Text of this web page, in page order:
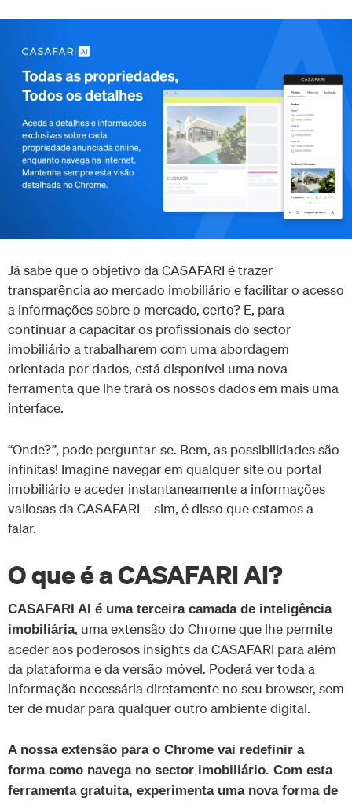
Já sabe que o objetivo da CASAFARI é trazer
transparência ao mercado imobiliário e facilitar o acesso
a informações sobre o mercado, certo? E, para
continuar a capacitar os profissionais do sector
imobiliário a trabalharem com uma abordagem
orientada por dados, está disponível uma nova
ferramenta que lhe trará os nossos dados em mais uma
interface.
“Onde?”, pode perguntar-se. Bem, as possibilidades são
infinitas! Imagine navegar em qualquer site ou portal
imobiliário e aceder instantaneamente a informações
valiosas da CASAFARI – sim, é disso que estamos a
falar.
O que é a CASAFARI AI?
CASAFARI AI é uma terceira camada de inteligência
imobiliária, uma extensão do Chrome que lhe permite
aceder aos poderosos insights da CASAFARI para além
da plataforma e da versão móvel. Poderá ver toda a
informação necessária diretamente no seu browser, sem
ter de mudar para qualquer outro ambiente digital.
A nossa extensão para o Chrome vai redefinir a
forma como navega no sector imobiliário. Com esta
ferramenta gratuita, experimenta uma nova forma de